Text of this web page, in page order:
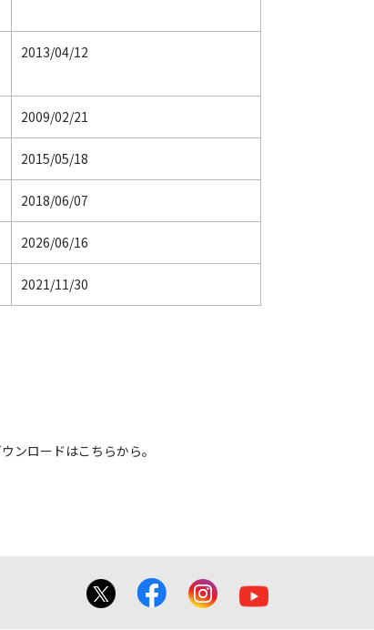
2013/04/12
2009/02/21
2015/05/18
2018/06/07
2026/06/16
2021/11/30
ロードはこちらから。